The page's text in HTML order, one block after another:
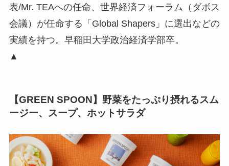
表/Mr. TEAへの任命、世界経済フォーラム（ダボス
会議）が任命する「Global Shapers」に選出などの
実績を持つ。早稲田大学政治経済学部卒。
▲
【GREEN SPOON】野菜をたっぷり摂れるスム
ージー、スープ、ホットサラダ